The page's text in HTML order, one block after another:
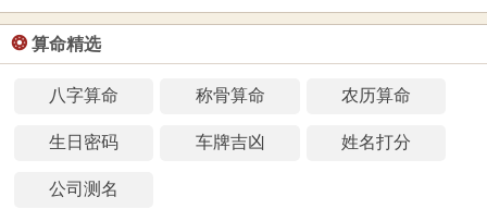
❂ 算命精选
八字算命 称骨算命 农历算命
生日密码 车牌吉凶 姓名打分
公司测名